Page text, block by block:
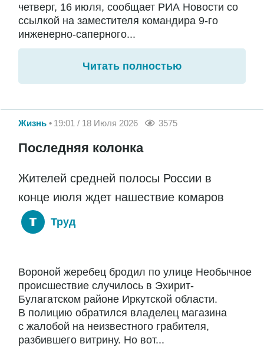
четверг, 16 июля, сообщает РИА Новости со
ссылкой на заместителя командира 9-го
инженерно-саперного...
Читать полностью
Жизнь 19:01 / 18 Июля 2026 3575
Последняя колонка
Жителей средней полосы России в
конце июля ждет нашествие комаров
Труд
Вороной жеребец бродил по улице Необычное
происшествие случилось в Эхирит-
Булагатском районе Иркутской области.
В полицию обратился владелец магазина
с жалобой на неизвестного грабителя,
разбившего витрину. Но вот...